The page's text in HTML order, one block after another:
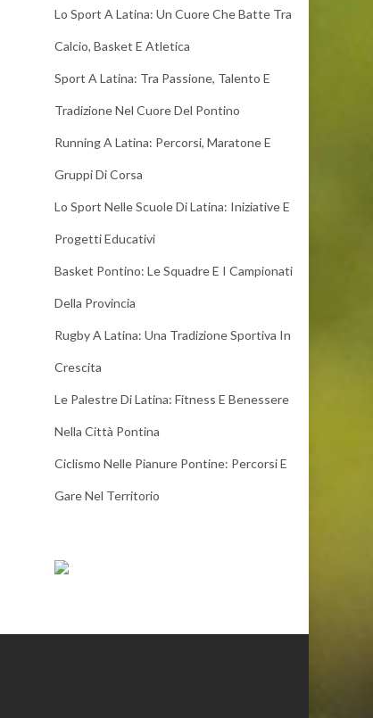
Lo Sport A Latina: Un Cuore Che Batte Tra
Calcio, Basket E Atletica
Sport A Latina: Tra Passione, Talento E
Tradizione Nel Cuore Del Pontino
Running A Latina: Percorsi, Maratone E
Gruppi Di Corsa
Lo Sport Nelle Scuole Di Latina: Iniziative E
Progetti Educativi
Basket Pontino: Le Squadre E I Campionati
Della Provincia
Rugby A Latina: Una Tradizione Sportiva In
Crescita
Le Palestre Di Latina: Fitness E Benessere
Nella Città Pontina
Ciclismo Nelle Pianure Pontine: Percorsi E
Gare Nel Territorio